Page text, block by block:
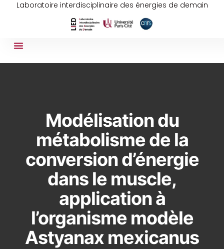
Laboratoire interdisciplinaire des énergies de demain
Modélisation du
métabolisme de la
conversion d’énergie
dans le muscle,
application à
l’organisme modèle
Astyanax mexicanus